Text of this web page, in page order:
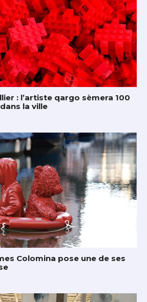
: l’artiste qargo sèmera 100
la ville
Colomina pose une de ses